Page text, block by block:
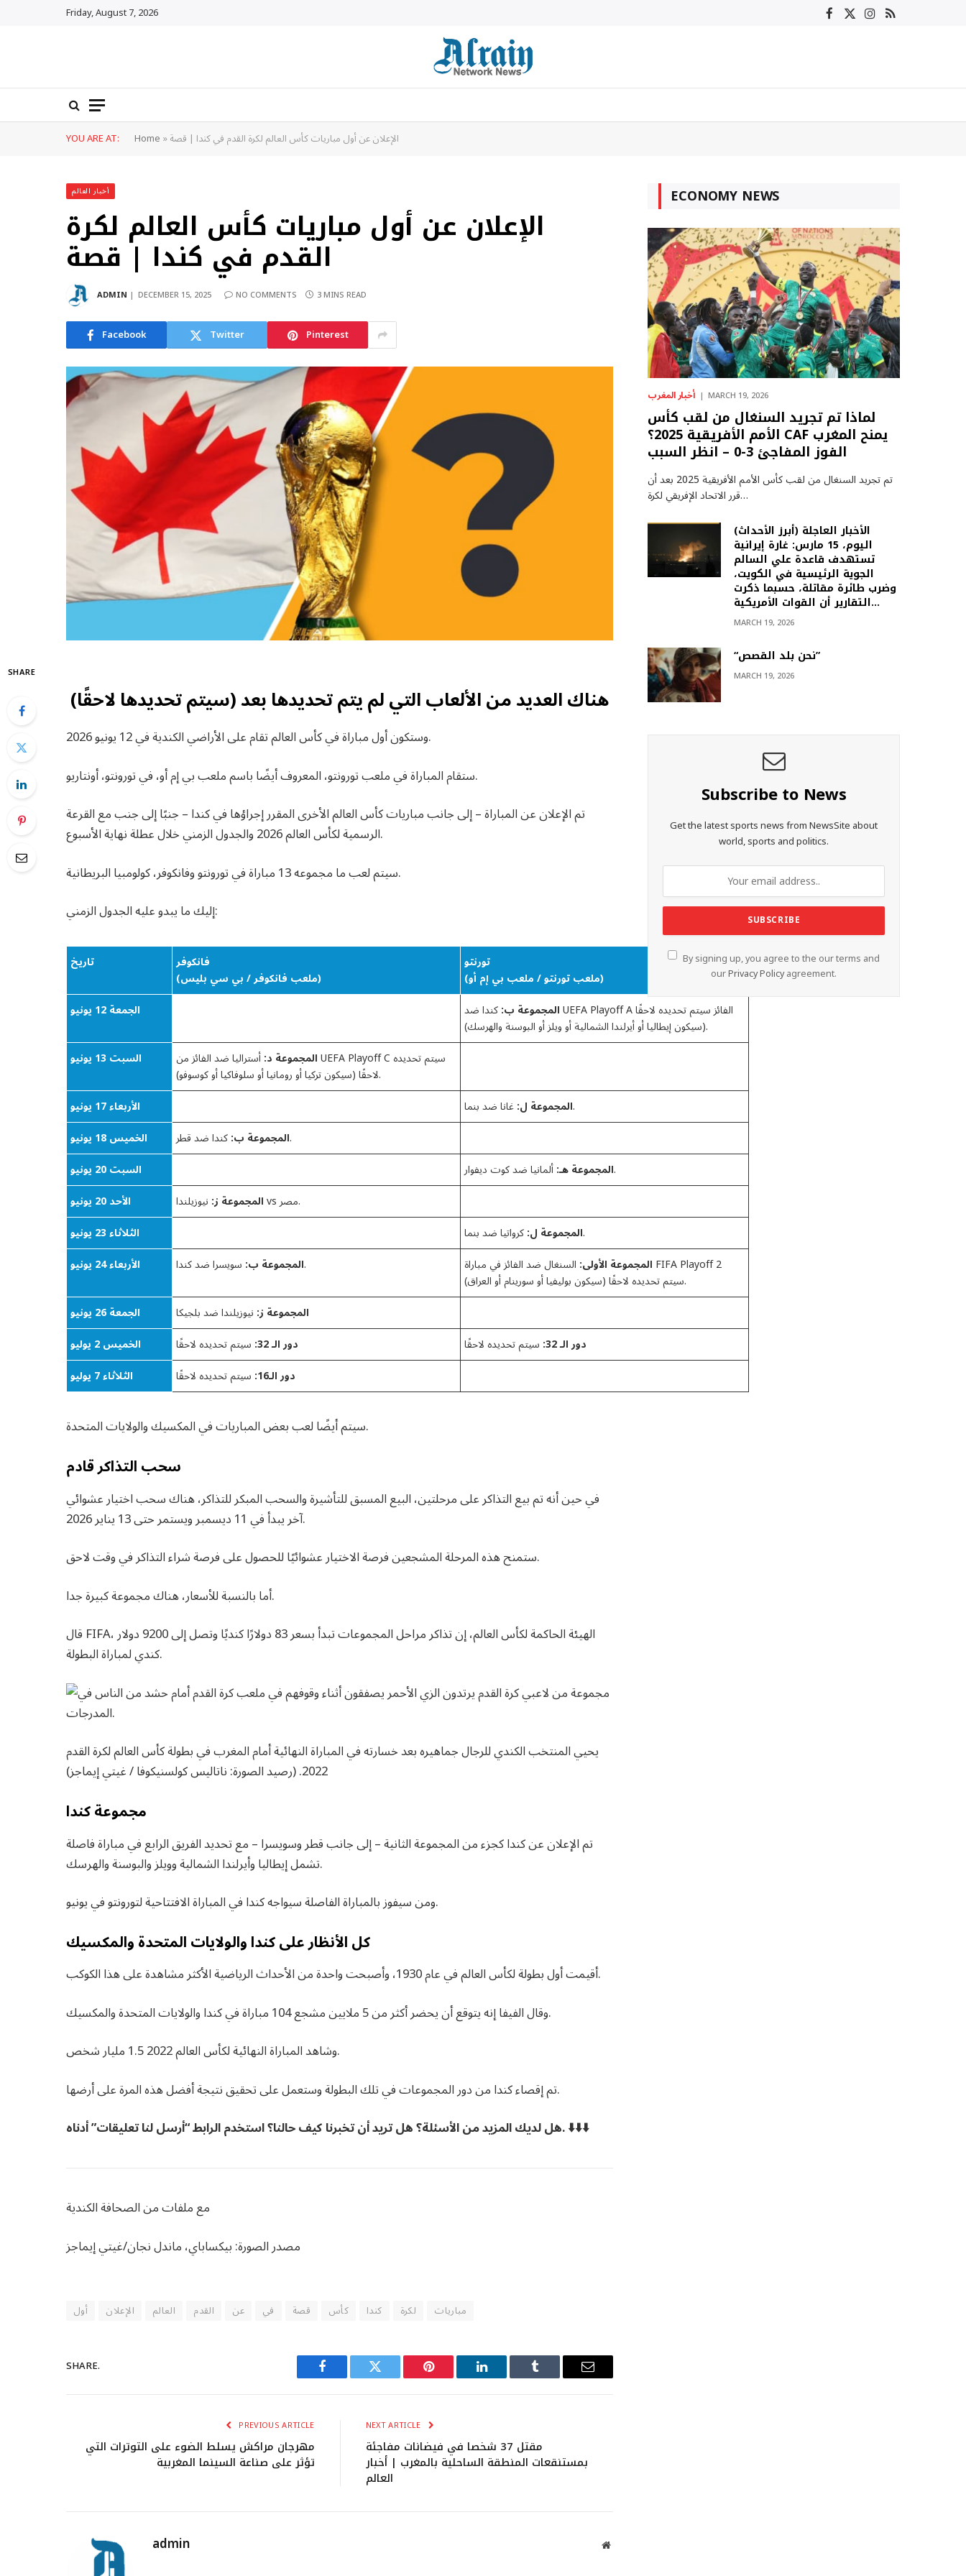
Friday, August 7, 2026 Facebook
X Instagram
RSS
YOU ARE AT: Home»الإعلان عن أول مباريات كأس العالم لكرة القدم في كندا | قصة
أخبار العالم
الإعلان عن أول مباريات كأس العالم لكرة
القدم في كندا | قصة
ADMIN DECEMBER 15, 2025 NO COMMENTS 3 MINS READ
Facebook Twitter Pinterest
SHARE
هناك العديد من الألعاب التي لم يتم تحديدها بعد (سيتم تحديدها لاحقًا)
وستكون أول مباراة في كأس العالم تقام على الأراضي الكندية في 12 يونيو 2026.
ستقام المباراة في ملعب تورونتو، المعروف أيضًا باسم ملعب بي إم أو، في تورونتو، أونتاريو.
تم الإعلان عن المباراة – إلى جانب مباريات كأس العالم الأخرى المقرر إجراؤها في كندا – جنبًا إلى جنب مع القرعة
الرسمية لكأس العالم 2026 والجدول الزمني خلال عطلة نهاية الأسبوع.
سيتم لعب ما مجموعه 13 مباراة في تورونتو وفانكوفر، كولومبيا البريطانية.
إليك ما يبدو عليه الجدول الزمني:
تاريخ فانكوفر
(ملعب فانكوفر / بي سي بليس)
تورنتو
(ملعب تورنتو / ملعب بي إم أو)
الجمعة 12 يونيو
المجموعة ب:كندا ضد UEFA Playoff A الفائز سيتم تحديده لاحقًا
(سيكون إيطاليا أو أيرلندا الشمالية أو ويلز أو البوسنة والهرسك).
السبت 13 يونيو
المجموعة د:أستراليا ضد الفائز من UEFA Playoff C سيتم تحديده
لاحقًا (سيكون تركيا أو رومانيا أو سلوفاكيا أو كوسوفو).
الأربعاء 17 يونيو
المجموعة ل:غانا ضد بنما.
الخميس 18 يونيو
المجموعة ب:كندا ضد قطر.
السبت 20 يونيو
المجموعة هـ:ألمانيا ضد كوت ديفوار.
الأحد 20 يونيو
المجموعة ز:
نيوزيلندا vs مصر.
الثلاثاء 23 يونيو
المجموعة ل:كرواتيا ضد بنما.
الأربعاء 24 يونيو
المجموعة ب:سويسرا ضد كندا. المجموعة الأولى: السنغال ضد الفائز في مباراة FIFA Playoff 2
سيتم تحديده لاحقًا (سيكون بوليفيا أو سورينام أو العراق).
الجمعة 26 يونيو
المجموعة ز: نيوزيلندا ضد بلجيكا
الخميس 2 يوليو
دور الـ 32: سيتم تحديده لاحقًا دور الـ 32:
سيتم تحديده لاحقًا
الثلاثاء 7 يوليو
دور الـ16: سيتم تحديده لاحقًا
سيتم أيضًا لعب بعض المباريات في المكسيك والولايات المتحدة.
سحب التذاكر قادم
في حين أنه تم بيع التذاكر على مرحلتين، البيع المسبق للتأشيرة والسحب المبكر للتذاكر، هناك سحب اختيار عشوائي
آخر يبدأ في 11 ديسمبر ويستمر حتى 13 يناير 2026.
ستمنح هذه المرحلة المشجعين فرصة الاختيار عشوائيًا للحصول على فرصة شراء التذاكر في وقت لاحق.
أما بالنسبة للأسعار، هناك مجموعة كبيرة جدا.
قال FIFA، الهيئة الحاكمة لكأس العالم، إن تذاكر مراحل المجموعات تبدأ بسعر 83 دولارًا كنديًا وتصل إلى 9200 دولار
كندي لمباراة البطولة.
يحيي المنتخب الكندي للرجال جماهيره بعد خسارته في المباراة النهائية أمام المغرب في بطولة كأس العالم لكرة القدم
2022. (رصيد الصورة: ناتاليس كولسنيكوفا / غيتي إيماجز)
مجموعة كندا
تم الإعلان عن كندا كجزء من المجموعة الثانية – إلى جانب قطر وسويسرا – مع تحديد الفريق الرابع في مباراة فاصلة
تشمل إيطاليا وأيرلندا الشمالية وويلز والبوسنة والهرسك.
ومن سيفوز بالمباراة الفاصلة سيواجه كندا في المباراة الافتتاحية لتورونتو في يونيو.
كل الأنظار على كندا والولايات المتحدة والمكسيك
أقيمت أول بطولة لكأس العالم في عام 1930، وأصبحت واحدة من الأحداث الرياضية الأكثر مشاهدة على هذا الكوكب.
وقال الفيفا إنه يتوقع أن يحضر أكثر من 5 ملايين مشجع 104 مباراة في كندا والولايات المتحدة والمكسيك.
وشاهد المباراة النهائية لكأس العالم 2022 1.5 مليار شخص.
تم إقصاء كندا من دور المجموعات في تلك البطولة وستعمل على تحقيق نتيجة أفضل هذه المرة على أرضها.
هل لديك المزيد من الأسئلة؟ هل تريد أن تخبرنا كيف حالنا؟ استخدم الرابط “أرسل لنا تعليقات” أدناه. ⬇️⬇️⬇️
مع ملفات من الصحافة الكندية
مصدر الصورة: بيكساباي، ماندل نجان/غيتي إيماجز
أول الإعلان العالم القدم عن في قصة كأس كندا لكرة مباريات
SHARE.
Facebook Twitter Pinterest LinkedIn Tumblr Email
PREVIOUS ARTICLE
مهرجان مراكش يسلط الضوء على التوترات التي
تؤثر على صناعة السينما المغربية
NEXT ARTICLE
مقتل 37 شخصا في فيضانات مفاجئة
بمستنقعات المنطقة الساحلية بالمغرب | أخبار
العالم
admin Website
ECONOMY NEWS
أخبار المغرب MARCH 19, 2026
لماذا تم تجريد السنغال من لقب كأس
الأمم الأفريقية 2025؟ CAF يمنح المغرب
الفوز المفاجئ 3-0 – انظر السبب
تم تجريد السنغال من لقب كأس الأمم الأفريقية 2025 بعد أن
قرر الاتحاد الإفريقي لكرة…
(أبرز الأحداث) الأخبار العاجلة
اليوم، 15 مارس: غارة إيرانية
تستهدف قاعدة علي السالم
الجوية الرئيسية في الكويت،
وضرب طائرة مقاتلة، حسبما ذكرت
التقارير أن القوات الأمريكية…
MARCH 19, 2026
“نحن بلد القصص”
MARCH 19, 2026
Subscribe to News
Get the latest sports news from NewsSite about
world, sports and politics.
By signing up, you agree to the our terms and
ourPrivacy Policyagreement.